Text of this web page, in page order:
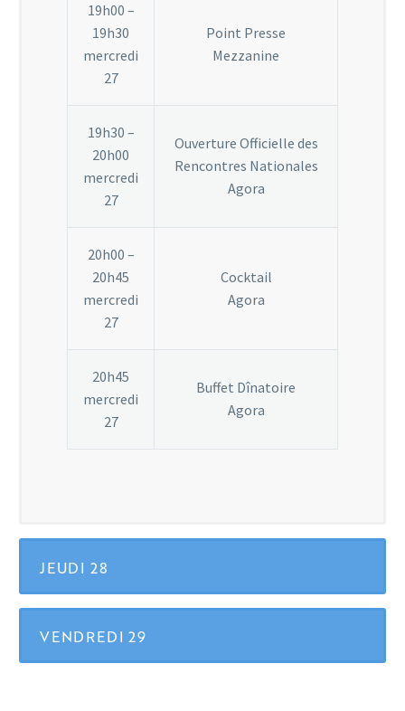
19h00 –
19h30
mercredi
27
Point Presse
Mezzanine
19h30 –
20h00
mercredi
27
Ouverture Officielle des
Rencontres Nationales
Agora
20h00 –
20h45
mercredi
27
Cocktail
Agora
20h45
mercredi
27
Buffet Dînatoire
Agora
JEUDI 28
VENDREDI 29